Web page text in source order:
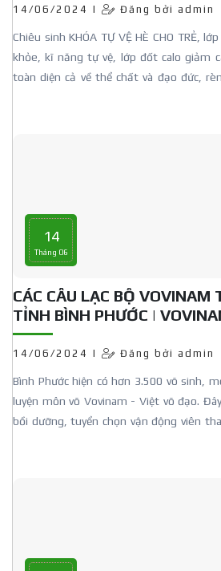
14/06/2024 | Đăng bởi admin
Chiêu sinh KHÓA TỰ VỆ HÈ CHO TRẺ,
khỏe, kĩ năng tự vệ, lớp đốt calo giảm
toàn diện cả về thể chất và đạo đức,
14
Tháng 06
CÁC CÂU LẠC BỘ VOVINAM
TỈNH BÌNH PHƯỚC |
14/06/2024 | Đăng bởi admin
Bình Phước hiện có hơn 3.500 võ sinh,
luyện môn võ Vovinam - Việt võ đạo.
bồi dưỡng, tuyển chọn vận động viên